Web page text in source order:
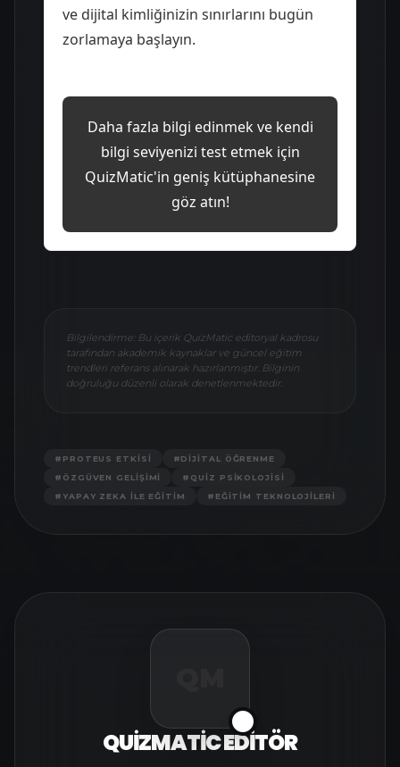
ve dijital kimliğinizin sınırlarını bugün
zorlamaya başlayın.
Daha fazla bilgi edinmek ve kendi
bilgi seviyenizi test etmek için
QuizMatic'in geniş kütüphanesine
göz atın!
Bilgilendirme: Bu içerik QuizMatic editoryal kadrosu
tarafından akademik kaynaklar ve güncel eğitim
trendleri referans alınarak hazırlanmıştır. Bilginin
doğruluğu düzenli olarak denetlenmektedir.
# PROTEUS ETKISI #DIJITAL ÖĞRENME
# ÖZGÜVEN GELIŞIMI # QUIZ PSIKOLOJISI
#YAPAY ZEKA ILE EĞITIM # EĞITIM TEKNOLOJILERI
QUIZMATIC EDITÖR